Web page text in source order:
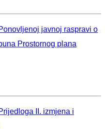
javnoj raspravi o
Prostornog plana
II. izmjena i